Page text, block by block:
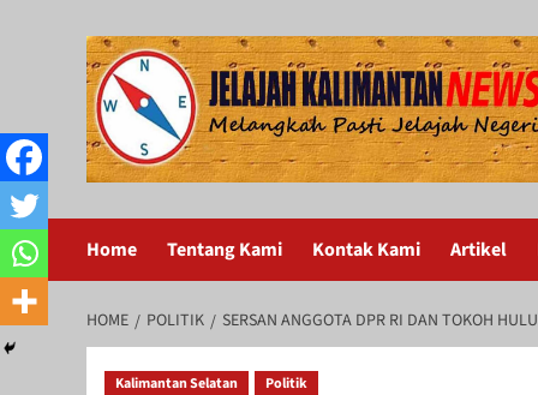
Home Tentang Kami Kontak Kami Artikel
HOME POLITIK SERSAN ANGGOTA DPR RI DAN TOKOH
Kalimantan Selatan Politik